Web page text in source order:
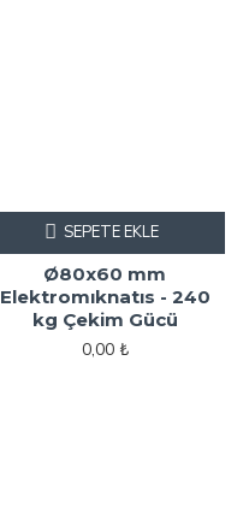
Ø80x60 mm
Elektromıknatıs - 240
kg Çekim Gücü
0,00 ₺
SEPETE EKLE